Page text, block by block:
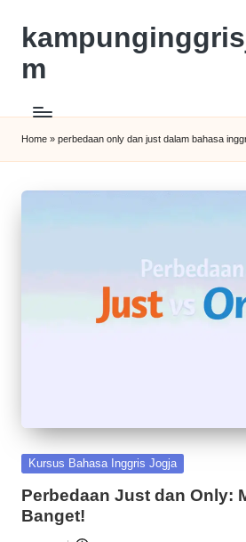
m
Home » perbedaan only dan just dalam bahasa
Kursus Bahasa Inggris Jogja
Perbedaan Just dan Only:
Banget!